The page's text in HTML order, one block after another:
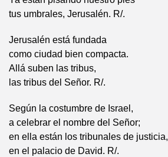
tus umbrales, Jerusalén. R/.
Jerusalén está fundada
como ciudad bien compacta.
Allá suben las tribus,
las tribus del Señor. R/.
Según la costumbre de Israel,
a celebrar el nombre del Señor;
en ella están los tribunales de justicia,
en el palacio de David. R/.